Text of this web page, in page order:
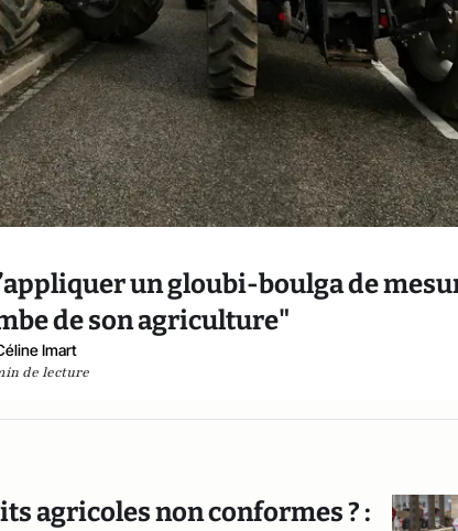
un gloubi-boulga de
de son agriculture"
Imart
de lecture
agricoles non conformes ? :